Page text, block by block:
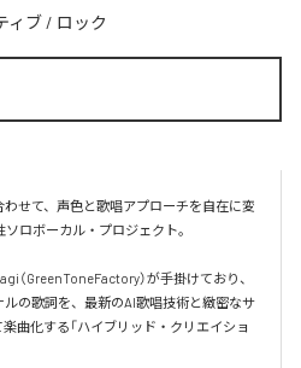
ィブ / ロック
せて、声色と歌唱アプローチを自在に変
ソロボーカル・プロジェクト。
（GreenToneFactory）が手掛けており、
の歌詞を、最新のAI歌唱技術と緻密なサ
曲化する「ハイブリッド・クリエイショ